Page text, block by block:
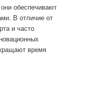
обеспечивают
В отличие от
и часто
время